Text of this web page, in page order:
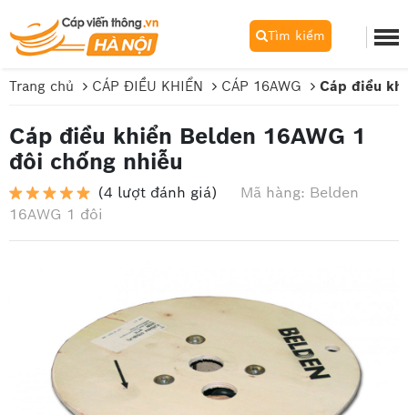
Tìm kiếm
Trang chủ CÁP ĐIỀU KHIỂN CÁP 16AWG Cáp điều
Cáp điều khiển Belden 16AWG 1
đôi chống nhiễu
(4 lượt đánh giá) Mã hàng: Belden
16AWG 1 đôi